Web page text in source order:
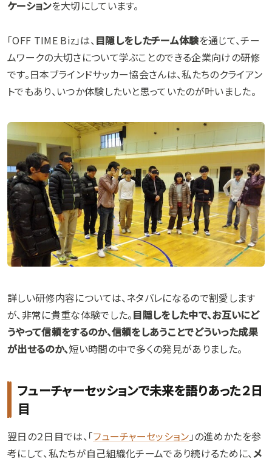
ケーションを大切にしています。
「OFF TIME Biz」は、目隠しをしたチーム体験を通じて、チー
ムワークの大切さについて学ぶことのできる企業向けの研修
です。日本ブラインドサッカー協会さんは、私たちのクライアン
トでもあり、いつか体験したいと思っていたのが叶いました。
詳しい研修内容については、ネタバレになるので割愛します
が、非常に貴重な体験でした。目隠しをした中で、お互いにど
うやって信頼をするのか、信頼をしあうことでどういった成果
が出せるのか、短い時間の中で多くの発見がありました。
フューチャーセッションで未来を語りあった２日
目
翌日の２日目では、「フューチャーセッション 」の進めかたを参
考にして、私たちが自己組織化チームであり続けるために、メ